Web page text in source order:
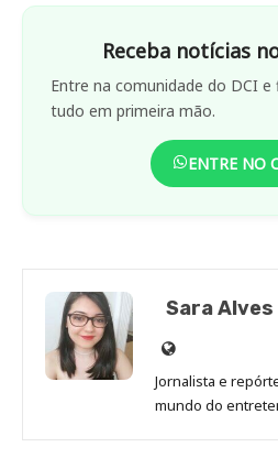
Receba notícias
Entre na comunidade do DCI
tudo em primeira mão.
ENTRE NO
Sara Alves
Site
de
Sara
Jornalista e
mundo do